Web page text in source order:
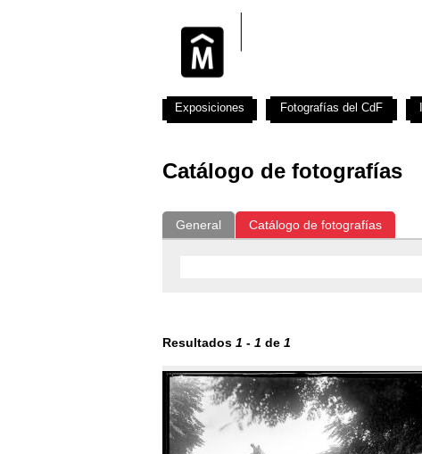
Catálogo de fotografías
General Catálogo de fotografías
Resultados 1 - 1 de 1
Exposiciones Fotografías del CdF